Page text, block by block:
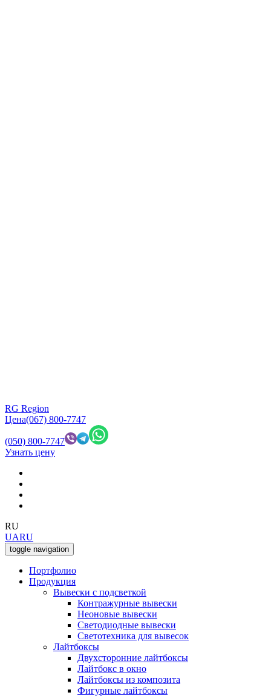
RG Region
Цена(067) 800-7747
(050) 800-7747
Узнать цену
RU
UARU
toggle navigation
Портфолио
Продукция
Вывески с подсветкой
Контражурные вывески
Неоновые вывески
Светодиодные вывески
Светотехника для вывесок
Лайтбоксы
Двухсторонние лайтбоксы
Лайтбокс в окно
Лайтбоксы из композита
Фигурные лайтбоксы